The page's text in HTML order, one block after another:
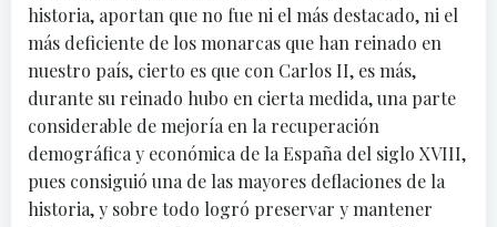
historia, aportan que no fue ni el más destacado, ni el
más deficiente de los monarcas que han reinado en
nuestro país, cierto es que con Carlos II, es más,
durante su reinado hubo en cierta medida, una parte
considerable de mejoría en la recuperación
demográfica y económica de la España del siglo XVIII,
pues consiguió una de las mayores deflaciones de la
historia, y sobre todo logró preservar y mantener